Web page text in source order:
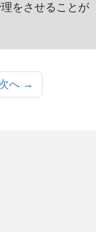
をさせることが
へ →